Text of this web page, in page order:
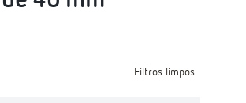
Filtros limpos